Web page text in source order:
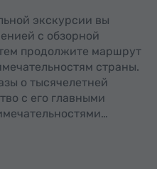
экскурсии вы
с обзорной
продолжите маршрут
страны.
о тысячелетней
с его главными